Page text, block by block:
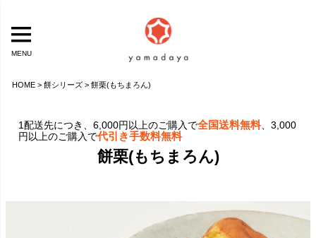
MENU
HOME 餅シリーズ 餅栗(もちまろん)
1配送先につき、6,000円以上のご購入で全国送料無料、3,000
円以上のご購入で代引き手数料無料
餅栗(もちまろん)